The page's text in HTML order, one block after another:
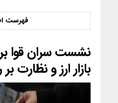
نشست سران قوا
بازار ارز و نظارت بر